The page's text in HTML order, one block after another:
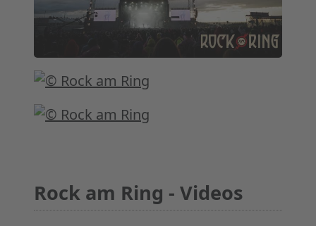
Rock am Ring - Videos